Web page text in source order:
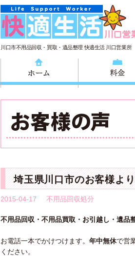
川口市不用品回収・買取・遺品整理 快適生活 川口営業所
埼玉県川口市のお客様よ
2015-04-17 不用品回収処分
不用品回収・不用品買取・お引越し・遺品
お電話一本でかけつけます。 年中無休で営
ください。